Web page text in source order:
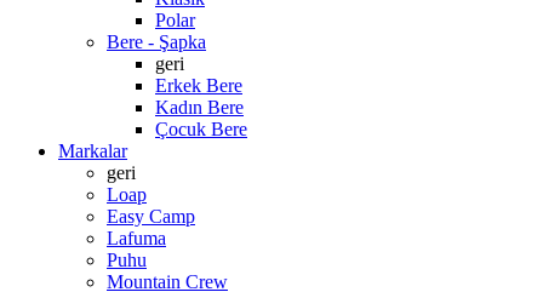
Polar
Bere - Şapka
geri
Erkek Bere
Kadın Bere
Çocuk Bere
Markalar
geri
Loap
Easy Camp
Lafuma
Puhu
Mountain Crew